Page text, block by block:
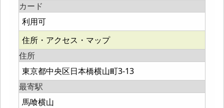
カード
利用可
住所・アクセス・マップ
住所
東京都中央区日本橋横山町3-13
最寄駅
馬喰横山